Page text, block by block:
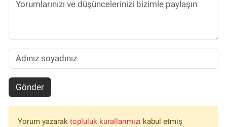
Gönder
Yorum yazarak topluluk kurallarımızı kabul etmiş